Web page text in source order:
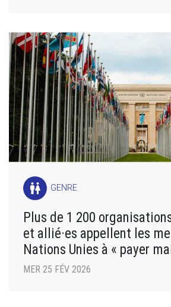
wc GENRE
Plus de 1 200
et allié·es appellent les
Nations Unies à « payer
MER 25 FÉV 2026